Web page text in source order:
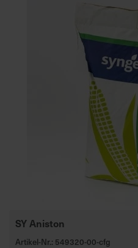
SY Aniston
Artikel-Nr.: 549320-00-cfg